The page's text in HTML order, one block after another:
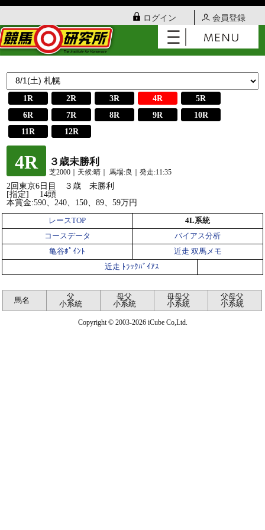
ログイン 会員登録
1R 2R 3R 4R
5R
6R
7R 8R 9R
10R
11R
12R
4R ３歳未勝利
芝2000｜天候:晴｜ 馬場:良｜発走:11:35
2回東京6日目 ３歳 未勝利
[指定] 14頭
本賞金:590、240、150、89、59万円
レースTOP
4L系統
コースデータ
バイアス分析
亀谷ﾎﾟｲﾝﾄ
近走 双馬メモ
近走 ﾄﾗｯｸﾊﾞｲｱｽ
馬名
父
小系統
母父
小系統
母母父
小系統
父母父
小系統
Copyright © 2003-2026 iCube Co,Ltd.